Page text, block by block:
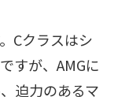
Cクラスはシ
すが、AMGに
迫力のあるマ